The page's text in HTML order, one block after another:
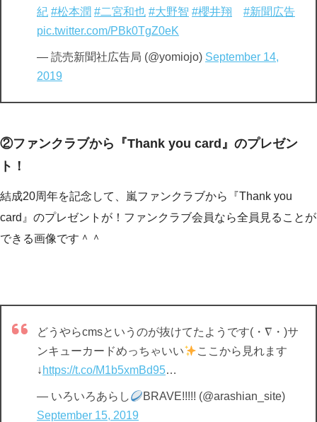
紀 #松本潤 #二宮和也 #大野智 #櫻井翔
#新聞広告
pic.twitter.com/PBk0TgZ0eK
— 読売新聞社広告局 (@yomiojo) September 14,
2019
②ファンクラブから『Thank you card』のプレゼン
ト！
結成20周年を記念して、嵐ファンクラブから『Thank you
card』のプレゼントが！ファンクラブ会員なら全員見ることが
できる画像です＾＾
どうやらcmsというのが抜けてたようです(・∇・)サ
ンキューカードめっちゃいい
ここから見れます
↓ https://t.co/M1b5xmBd95…
— いろいろあらし
BRAVE!!!!! (@arashian_site)
September 15, 2019